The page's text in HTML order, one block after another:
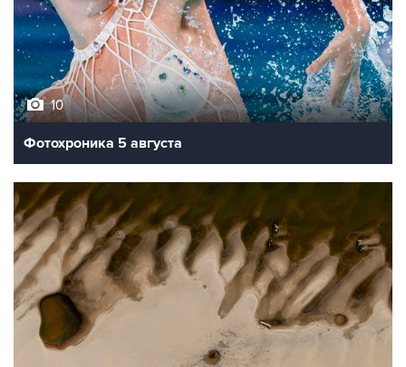
10
Фотохроника 5 августа